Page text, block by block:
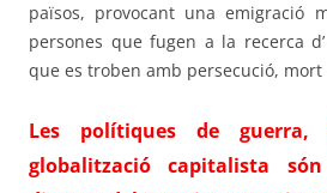
països, provocant una emigració
persones que fugen a la recerca
que es troben amb persecució, mort
Les polítiques de
globalització capitalista